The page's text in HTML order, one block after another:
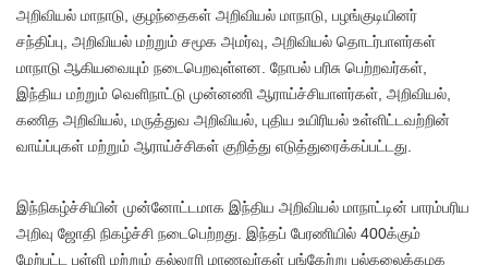
அறிவியல் மாநாடு, குழந்தைகள் அறிவியல் மாநாடு, பழங்குடியினர்
சந்திப்பு, அறிவியல் மற்றும் சமூக அமர்வு, அறிவியல் தொடர்பாளர்கள்
மாநாடு ஆகியவையும் நடைபெறவுள்ளன. நோபல் பரிசு பெற்றவர்கள்,
இந்திய மற்றும் வெளிநாட்டு முன்னணி ஆராய்ச்சியாளர்கள், அறிவியல்,
கணித அறிவியல், மருத்துவ அறிவியல், புதிய உயிரியல் உள்ளிட்டவற்றின்
வாய்ப்புகள் மற்றும் ஆராய்ச்சிகள் குறித்து எடுத்துரைக்கப்பட்டது.
இந்நிகழ்ச்சியின் முன்னோட்டமாக இந்திய அறிவியல் மாநாட்டின் பாரம்பரிய
அறிவு ஜோதி நிகழ்ச்சி நடைபெற்றது. இந்தப் பேரணியில் 400க்கும்
மேற்பட்ட பள்ளி மற்றும் கல்லூரி மாணவர்கள் பங்கேற்று பல்கலைக்கழக